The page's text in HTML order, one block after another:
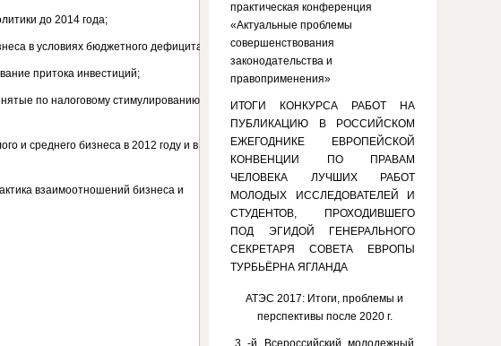
до 2014 года;
в условиях бюджетного дефицита;
притока инвестиций;
по налоговому стимулированию
и среднего бизнеса в 2012 году и в
взаимоотношений бизнеса и
практическая конференция
«Актуальные проблемы
совершенствования
законодательства и
правоприменения»
ИТОГИ КОНКУРСА РАБОТ НА
ПУБЛИКАЦИЮ В РОССИЙСКОМ
ЕЖЕГОДНИКЕ ЕВРОПЕЙСКОЙ
КОНВЕНЦИИ ПО ПРАВАМ
ЧЕЛОВЕКА ЛУЧШИХ РАБОТ
МОЛОДЫХ ИССЛЕДОВАТЕЛЕЙ И
СТУДЕНТОВ, ПРОХОДИВШЕГО
ПОД ЭГИДОЙ ГЕНЕРАЛЬНОГО
СЕКРЕТАРЯ СОВЕТА ЕВРОПЫ
ТУРБЬЁРНА ЯГЛАНДА
АТЭС 2017: Итоги, проблемы и
перспективы после 2020 г.
3 -й Всероссийский молодежный